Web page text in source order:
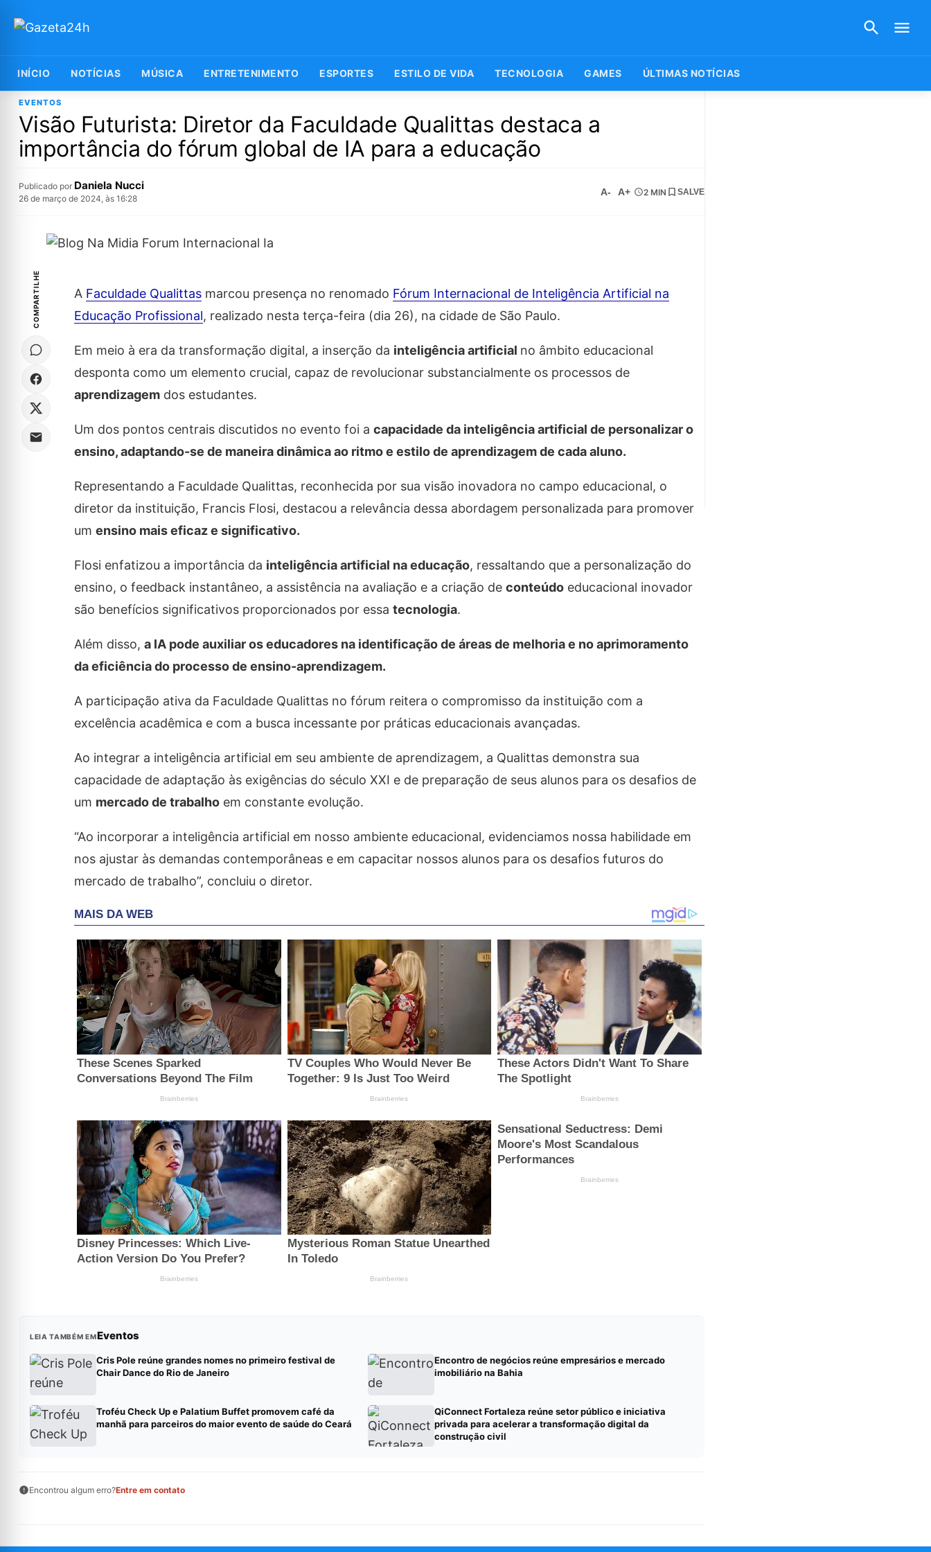
INÍCIO NOTÍCIAS MÚSICA ENTRETENIMENTO ESPORTES ESTILO DE VIDA TECNOLOGIA GAMES ÚLTIMAS NOTÍCIAS
EVENTOS
Visão Futurista: Diretor da Faculdade Qualittas destaca a
importância do fórum global de IA para a educação
Publicado por Daniela Nucci
26 de março de 2024, às 16:28
A- A+ 2 MIN SALVE
COMPARTILHE A Faculdade Qualittasmarcou presença no renomado Fórum Internacional de Inteligência Artificial na
Educação Profissional, realizado nesta terça-feira (dia 26), na cidade de São Paulo.
Em meio à era da transformação digital, a inserção da inteligência artificial no âmbito educacional
desponta como um elemento crucial, capaz de revolucionar substancialmente os processos de
aprendizagemdos estudantes.
Um dos pontos centrais discutidos no evento foi a capacidade da inteligência artificial de personalizar o
ensino, adaptando-se de maneira dinâmica ao ritmo e estilo de aprendizagem de cada aluno.
Representando a Faculdade Qualittas, reconhecida por sua visão inovadora no campo educacional, o
diretor da instituição, Francis Flosi, destacou a relevância dessa abordagem personalizada para promover
um ensino mais eficaz e significativo.
Flosi enfatizou a importância da inteligência artificial na educação, ressaltando que a personalização do
ensino, o feedback instantâneo, a assistência na avaliação e a criação de conteúdoeducacional inovador
são benefícios significativos proporcionados por essa tecnologia.
Além disso, a IA pode auxiliar os educadores na identificação de áreas de melhoria e no aprimoramento
da eficiência do processo de ensino-aprendizagem.
A participação ativa da Faculdade Qualittas no fórum reitera o compromisso da instituição com a
excelência acadêmica e com a busca incessante por práticas educacionais avançadas.
Ao integrar a inteligência artificial em seu ambiente de aprendizagem, a Qualittas demonstra sua
capacidade de adaptação às exigências do século XXI e de preparação de seus alunos para os desafios de
um mercado de trabalhoem constante evolução.
“Ao incorporar a inteligência artificial em nosso ambiente educacional, evidenciamos nossa habilidade em
nos ajustar às demandas contemporâneas e em capacitar nossos alunos para os desafios futuros do
mercado de trabalho”, concluiu o diretor.
LEIA TAMBÉM EMEventos
Cris Pole reúne grandes nomes no primeiro festival de
Chair Dance do Rio de Janeiro
Encontro de negócios reúne empresários e mercado
imobiliário na Bahia
Troféu Check Up e Palatium Buffet promovem café da
manhã para parceiros do maior evento de saúde do Ceará
QiConnect Fortaleza reúne setor público e iniciativa
privada para acelerar a transformação digital da
construção civil
Encontrou algum erro?Entre em contato